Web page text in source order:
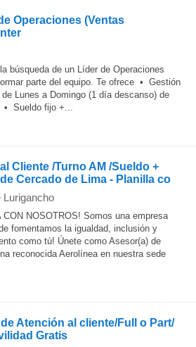
Operaciones (Ventas
búsqueda de un Líder de Operaciones
parte del equipo. Te ofrece • Gestión
Lunes a Domingo (1 día descanso) de
• Sueldo fijo +...
Cliente /Turno AM /Sueldo +
Cercado de Lima - Planilla co
Lurigancho
CON NOSOTROS! Somos una empresa
fomentamos la igualdad, inclusión y
como tú! Únete como Asesor(a) de
reconocida Aerolínea en nuestra sede
Atención al cliente/Full o Part/
Gratis